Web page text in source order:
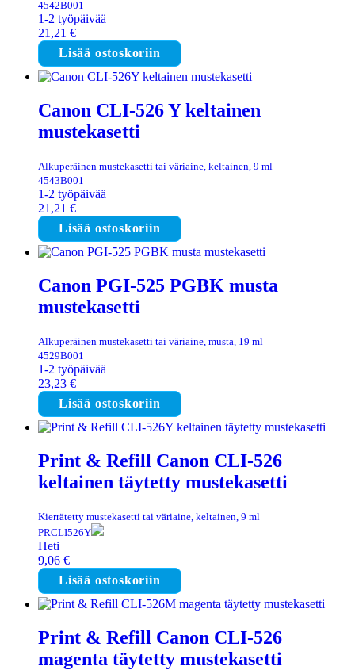
4542B001
1-2 työpäivää
21,21 €
Lisää ostoskoriin
Canon CLI-526 Y keltainen
mustekasetti
Alkuperäinen mustekasetti tai väriaine, keltainen, 9 ml
4543B001
1-2 työpäivää
21,21 €
Lisää ostoskoriin
Canon PGI-525 PGBK musta
mustekasetti
Alkuperäinen mustekasetti tai väriaine, musta, 19 ml
4529B001
1-2 työpäivää
23,23 €
Lisää ostoskoriin
Print & Refill Canon CLI-526
keltainen täytetty mustekasetti
Kierrätetty mustekasetti tai väriaine, keltainen, 9 ml
PRCLI526Y
Heti
9,06 €
Lisää ostoskoriin
Print & Refill Canon CLI-526
magenta täytetty mustekasetti